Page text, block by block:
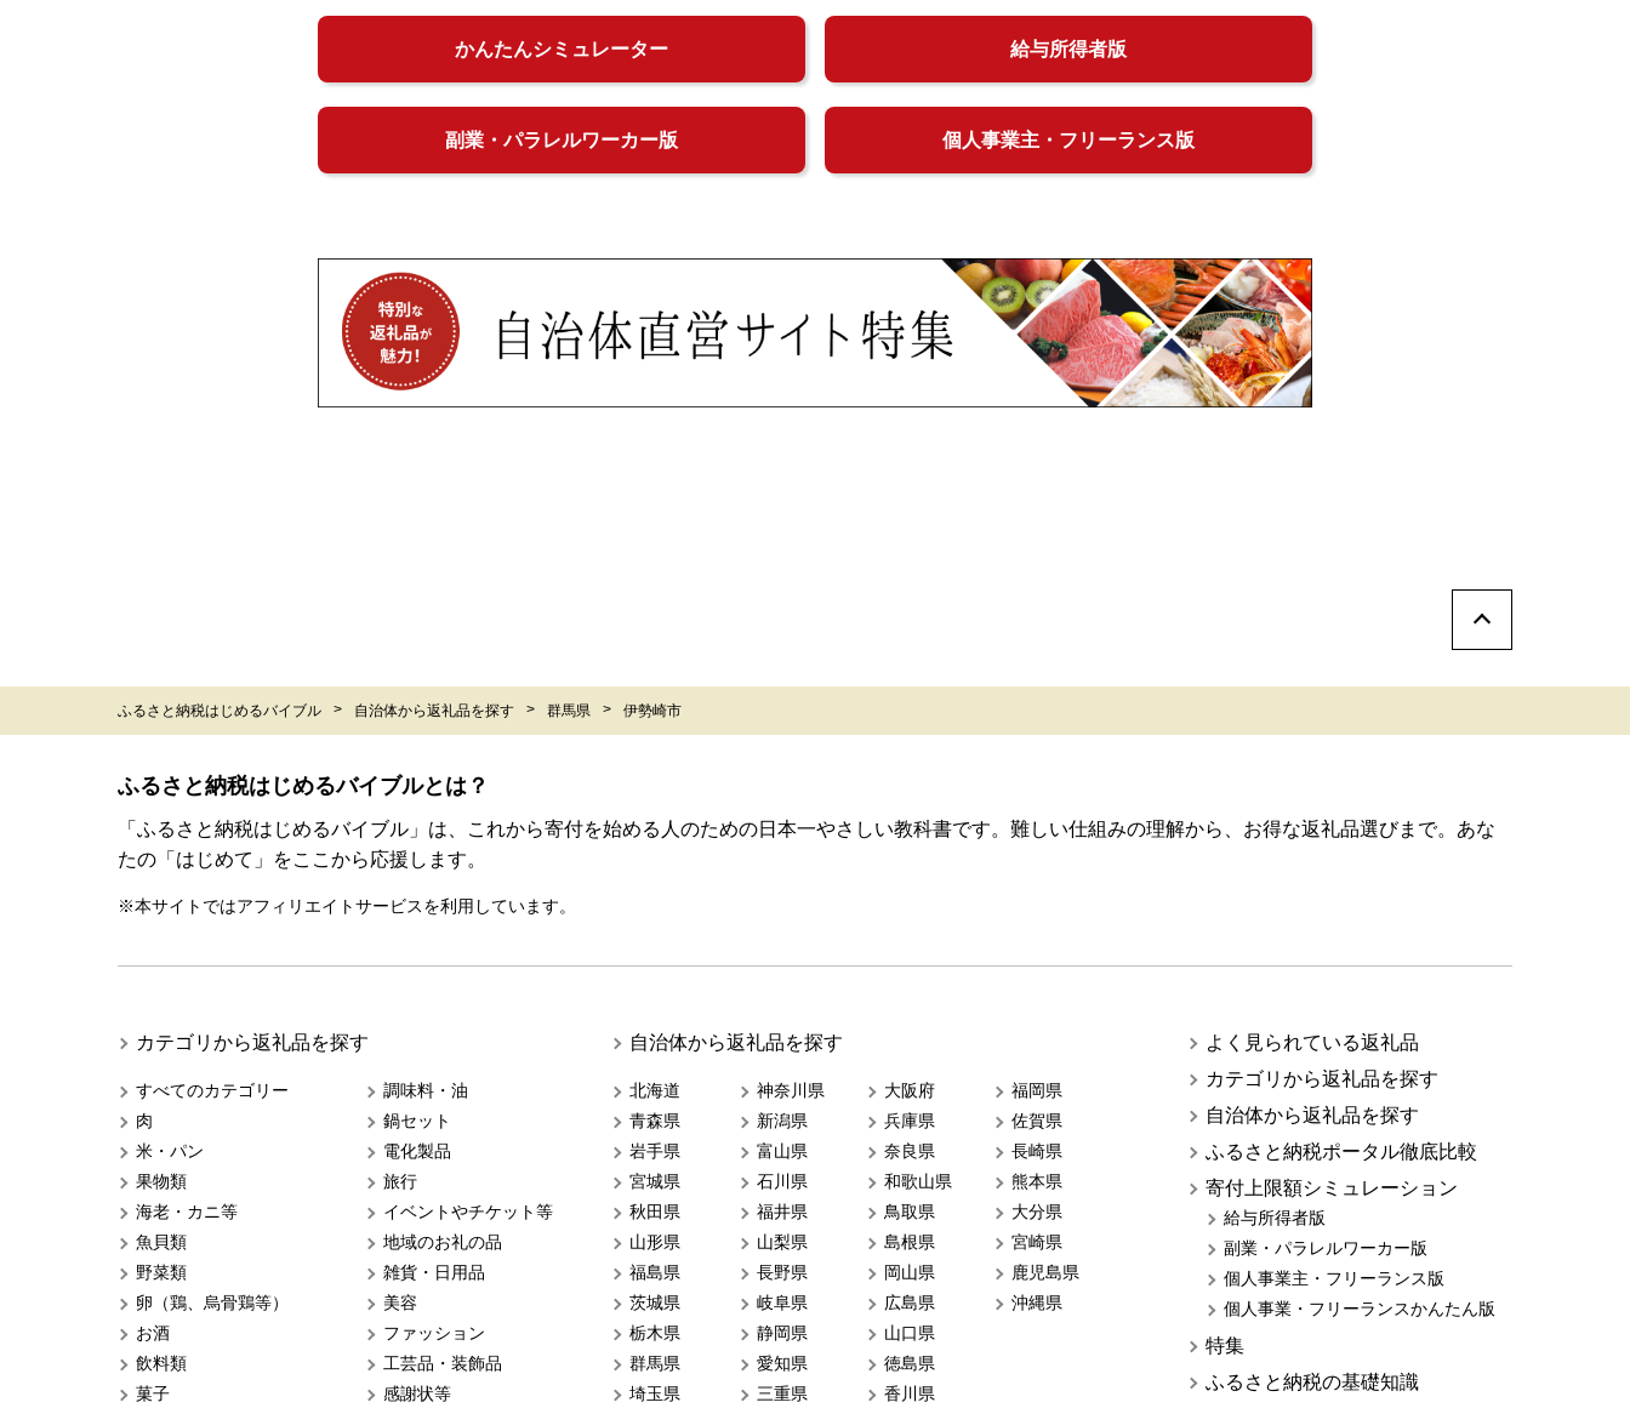
かんたんシミュレーター 給与所得者版
副業・パラレルワーカー版 個人事業主・フリーランス版
ふるさと納税はじめるバイブル 自治体から返礼品を探す 群馬県 伊勢崎市
ふるさと納税はじめるバイブルとは？
「ふるさと納税はじめるバイブル」は、これから寄付を始める人のための日本一やさしい教科書です。難しい仕組みの理解から、お得な返礼品選びまで。あな
たの「はじめて」をここから応援します。
※本サイトではアフィリエイトサービスを利用しています。
カテゴリから返礼品を探す
すべてのカテゴリー
肉
米・パン
果物類
海老・カニ等
魚貝類
野菜類
卵（鶏、烏骨鶏等）
お酒
飲料類
菓子
調味料・油
鍋セット
電化製品
旅行
イベントやチケット等
地域のお礼の品
雑貨・日用品
美容
ファッション
工芸品・装飾品
感謝状等
自治体から返礼品を探す
北海道
青森県
岩手県
宮城県
秋田県
山形県
福島県
茨城県
栃木県
群馬県
埼玉県
神奈川県
新潟県
富山県
石川県
福井県
山梨県
長野県
岐阜県
静岡県
愛知県
三重県
大阪府
兵庫県
奈良県
和歌山県
鳥取県
島根県
岡山県
広島県
山口県
徳島県
香川県
福岡県
佐賀県
長崎県
熊本県
大分県
宮崎県
鹿児島県
沖縄県
よく見られている返礼品
カテゴリから返礼品を探す
自治体から返礼品を探す
ふるさと納税ポータル徹底比較
寄付上限額シミュレーション
給与所得者版
副業・パラレルワーカー版
個人事業主・フリーランス版
個人事業・フリーランスかんたん版
特集
ふるさと納税の基礎知識